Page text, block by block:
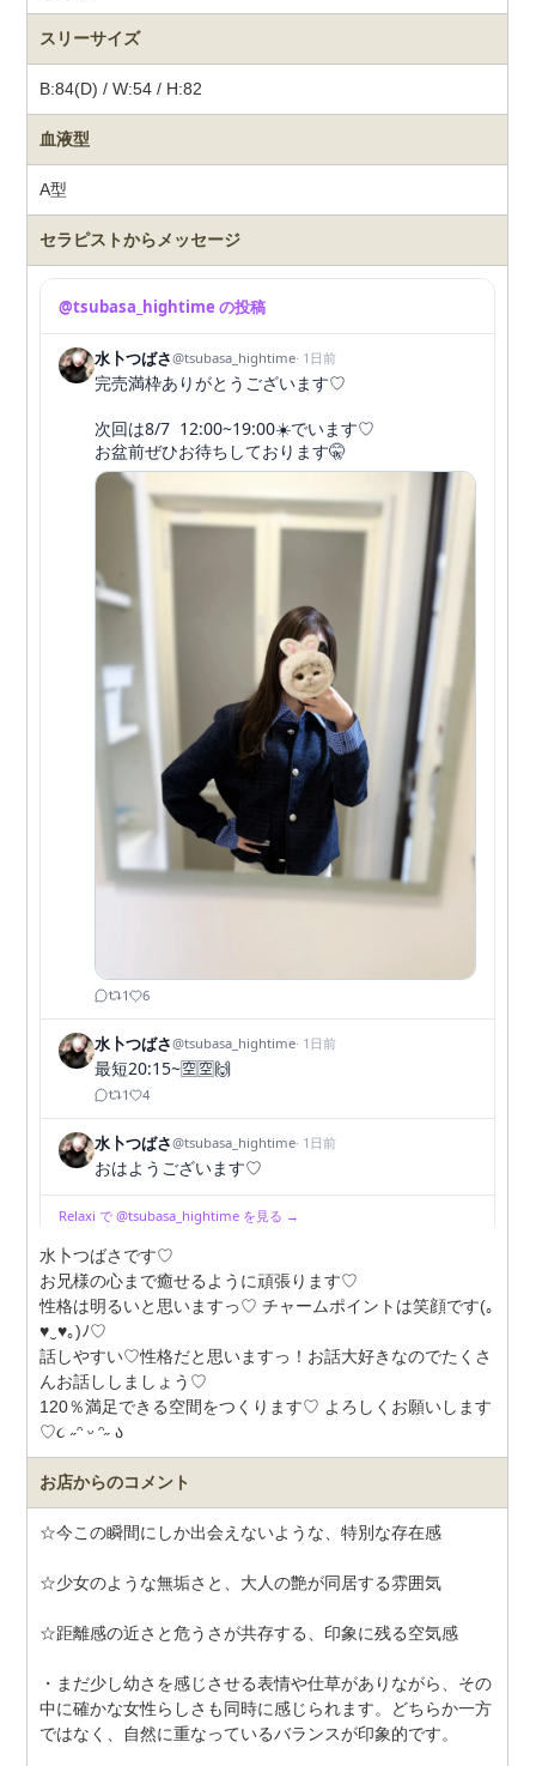
スリーサイズ
B:84(D) / W:54 / H:82
血液型
A型
セラピストから メッセージ
水卜つばさです♡
お兄様の心まで癒せるように頑張ります♡
性格は明るいと思いますっ♡ チャームポイントは笑顔です(｡
♥‿♥｡)ﾉ♡
話しやすい♡性格だと思いますっ！お話大好きなのでたくさ
んお話ししましょう♡
120％満足できる空間をつくります♡ よろしくお願いします
♡૮ ˶ᵔ ᵕ ᵔ˶ ა
お店からのコメント
☆今この瞬間にしか出会えないような、特別な存在感
☆少女のような無垢さと、大人の艶が同居する雰囲気
☆距離感の近さと危うさが共存する、印象に残る空気感
・まだ少し幼さを感じさせる表情や仕草がありながら、その
中に確かな女性らしさも同時に感じられます。どちらか一方
ではなく、自然に重なっているバランスが印象的です。